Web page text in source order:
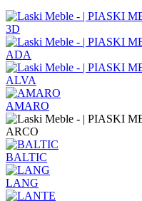
3D
ADA
ALVA
AMARO
ARCO
BALTIC
LANG